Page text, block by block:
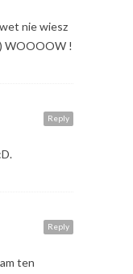
nie wiesz
WOOOOW !
Reply
Reply
ten